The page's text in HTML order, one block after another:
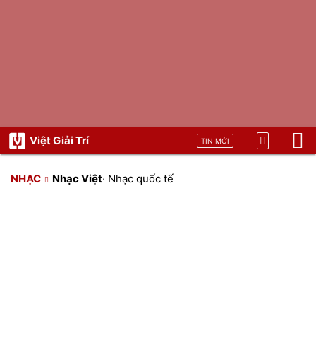
Việt Giải Trí TIN MỚI
NHẠC Nhạc Việt· Nhạc quốc tế